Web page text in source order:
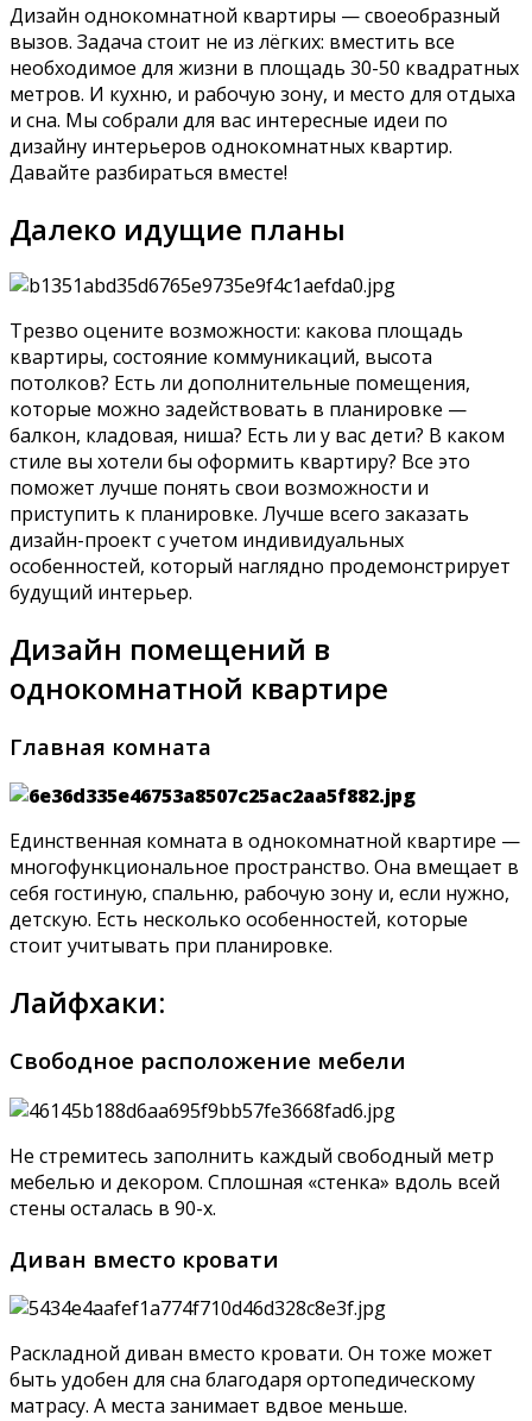
Дизайн однокомнатной квартиры — своеобразный
вызов. Задача стоит не из лёгких: вместить все
необходимое для жизни в площадь 30-50 квадратных
метров. И кухню, и рабочую зону, и место для отдыха
и сна. Мы собрали для вас интересные идеи по
дизайну интерьеров однокомнатных квартир.
Давайте разбираться вместе!
Далеко идущие планы
Трезво оцените возможности: какова площадь
квартиры, состояние коммуникаций, высота
потолков? Есть ли дополнительные помещения,
которые можно задействовать в планировке —
балкон, кладовая, ниша? Есть ли у вас дети? В каком
стиле вы хотели бы оформить квартиру? Все это
поможет лучше понять свои возможности и
приступить к планировке. Лучше всего заказать
дизайн-проект с учетом индивидуальных
особенностей, который наглядно продемонстрирует
будущий интерьер.
Дизайн помещений в
однокомнатной квартире
Главная комната
Единственная комната в однокомнатной квартире —
многофункциональное пространство. Она вмещает в
себя гостиную, спальню, рабочую зону и, если нужно,
детскую. Есть несколько особенностей, которые
стоит учитывать при планировке.
Лайфхаки:
Свободное расположение мебели
Не стремитесь заполнить каждый свободный метр
мебелью и декором. Сплошная «стенка» вдоль всей
стены осталась в 90-х.
Диван вместо кровати
Раскладной диван вместо кровати. Он тоже может
быть удобен для сна благодаря ортопедическому
матрасу. А места занимает вдвое меньше.